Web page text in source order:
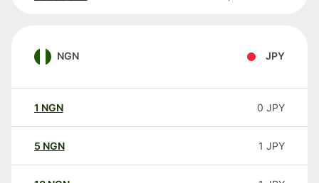
NGN JPY
1 NGN 0 JPY
5 NGN 1 JPY